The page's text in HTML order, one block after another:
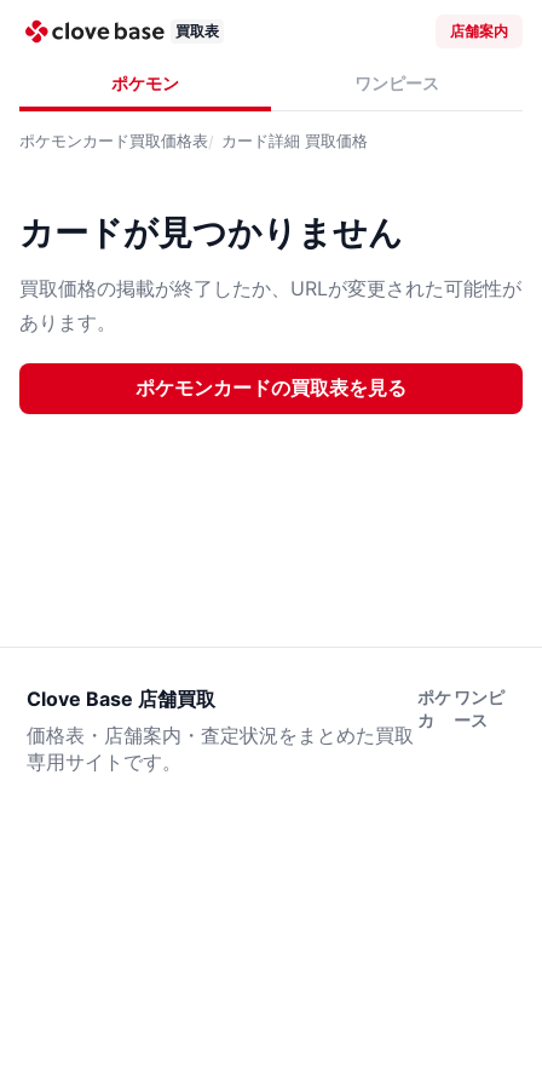
買取表 店舗案内
ポケモン ワンピース
ポケモンカード買取価格表 カード詳細 買取価格
カードが見つかりません
買取価格の掲載が終了したか、URLが変更された可能性が
あります。
ポケモンカードの買取表を見る
Clove Base 店舗買取
価格表・店舗案内・査定状況をまとめた買取
専用サイトです。
ポケ
カ
ワンピ
ース